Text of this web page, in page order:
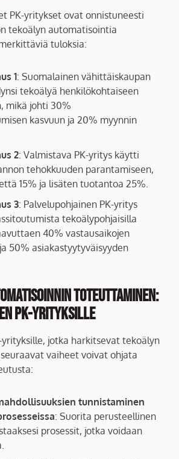
PK-yritykset ovat onnistuneesti
tekoälyn automatisointia
tuloksia:
1: Suomalainen vähittäiskaupan
tekoälyä henkilökohtaiseen
mikä johti 30%
kasvuun ja 20% myynnin
2: Valmistava PK-yritys käytti
tehokkuuden parantamiseen,
15% ja lisäten tuotantoa 25%.
3: Palvelupohjainen PK-yritys
tekoälypohjaisilla
40% vastausaikojen
50% asiakastyytyväisyyden
Toteuttaminen:
PK-yrityksille
yrityksille, jotka harkitsevat tekoälyn
vaiheet voivat ohjata
tunnistaminen
: Suorita perusteellinen
prosessit, jotka voidaan